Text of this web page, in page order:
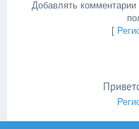
Добавлять комментарии
[